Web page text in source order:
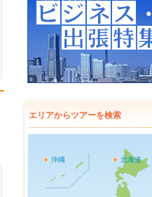
エリアからツアーを検索
北海道
沖縄